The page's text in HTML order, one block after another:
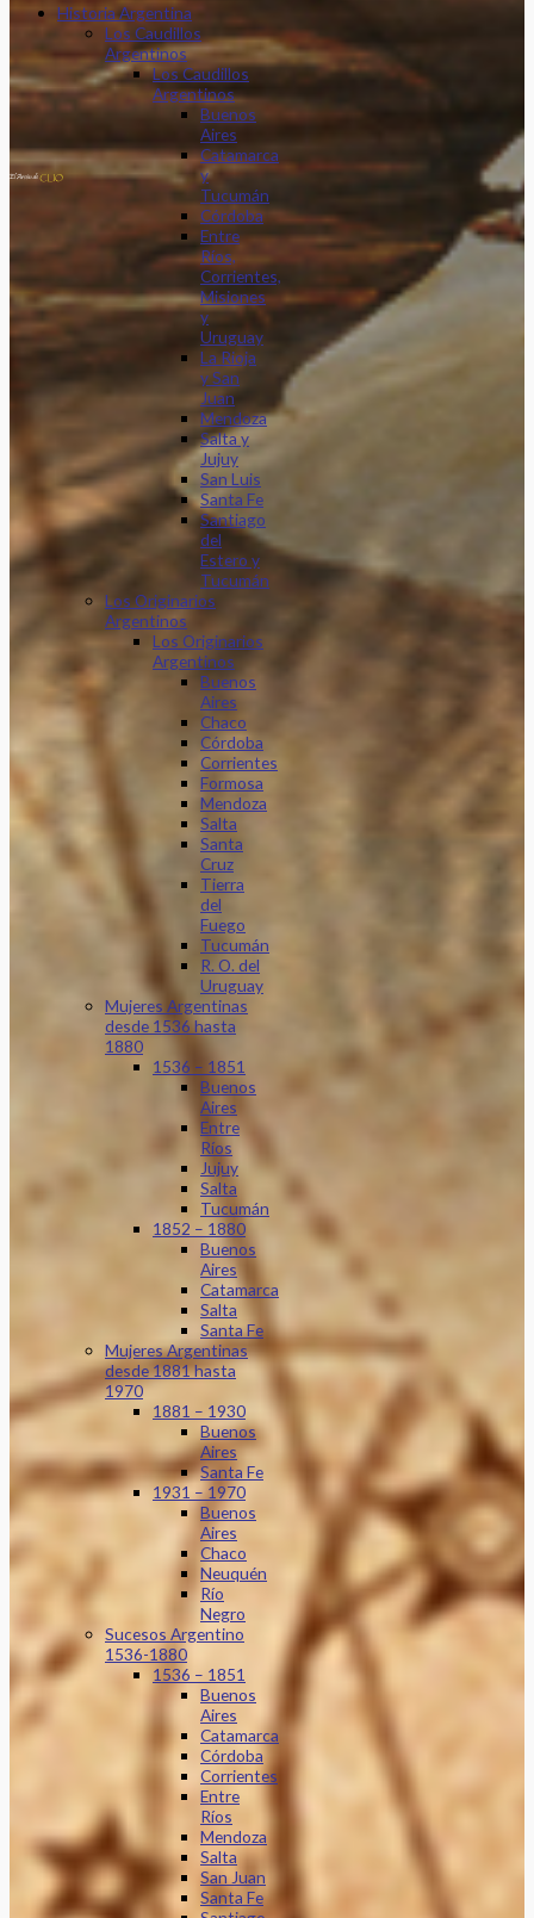
Historia Argentina
Los Caudillos
Argentinos
Los Caudillos
Argentinos
Buenos
Aires
Catamarca
y
Tucumán
Córdoba
Entre
Ríos,
Corrientes,
Misiones
y
Uruguay
La Rioja
y San
Juan
Mendoza
Salta y
Jujuy
San Luis
Santa Fe
Santiago
del
Estero y
Tucumán
Los Originarios
Argentinos
Los Originarios
Argentinos
Buenos
Aires
Chaco
Córdoba
Corrientes
Formosa
Mendoza
Salta
Santa
Cruz
Tierra
del
Fuego
Tucumán
R. O. del
Uruguay
Mujeres Argentinas
desde 1536 hasta
1880
1536 – 1851
Buenos
Aires
Entre
Ríos
Jujuy
Salta
Tucumán
1852 – 1880
Buenos
Aires
Catamarca
Salta
Santa Fe
Mujeres Argentinas
desde 1881 hasta
1970
1881 – 1930
Buenos
Aires
Santa Fe
1931 – 1970
Buenos
Aires
Chaco
Neuquén
Río
Negro
Sucesos Argentino
1536-1880
1536 – 1851
Buenos
Aires
Catamarca
Córdoba
Corrientes
Entre
Ríos
Mendoza
Salta
San Juan
Santa Fe